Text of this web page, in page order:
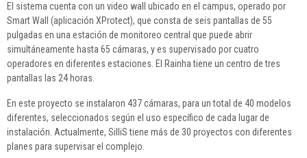
El sistema cuenta con un video wall ubicado en el campus, operado por
Smart Wall (aplicación XProtect), que consta de seis pantallas de 55
pulgadas en una estación de monitoreo central que puede abrir
simultáneamente hasta 65 cámaras, y es supervisado por cuatro
operadores en diferentes estaciones. El Rainha tiene un centro de tres
pantallas las 24 horas.
En este proyecto se instalaron 437 cámaras, para un total de 40 modelos
diferentes, seleccionados según el uso específico de cada lugar de
instalación. Actualmente, SilliS tiene más de 30 proyectos con diferentes
planes para supervisar el complejo.